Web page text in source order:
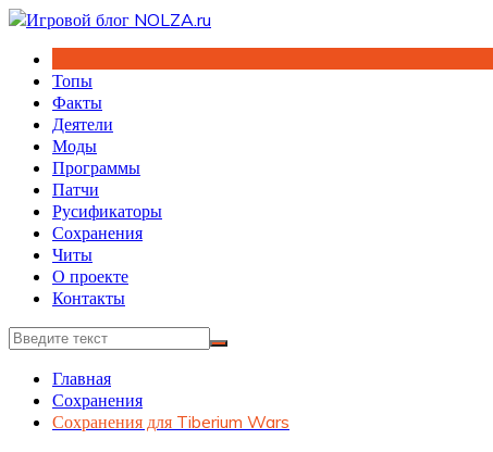
Перейти
содержимому
Топы
Факты
Деятели
Моды
Программы
Патчи
Русификаторы
Сохранения
Читы
О проекте
Контакты
Главная
Сохранения
Сохранения для Tiberium Wars